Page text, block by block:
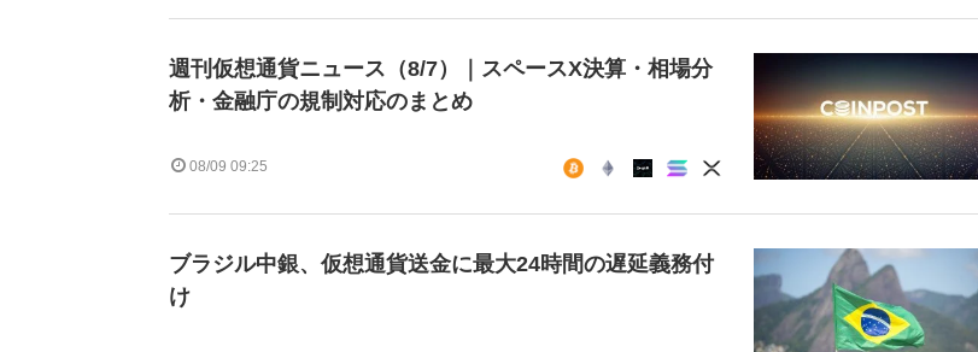
週刊仮想通貨ニュース（8/7）｜スペースX決算・相場分
析・金融庁の規制対応のまとめ
08/09 09:25
ブラジル中銀、仮想通貨送金に最大24時間の遅延義務付
け